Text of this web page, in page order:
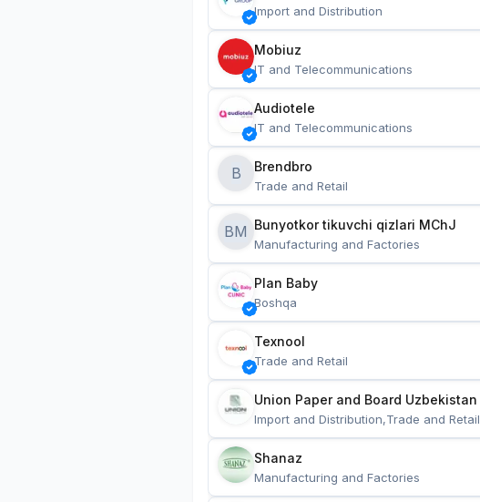
Import and Distribution
Mobiuz
IT and Telecommunications
Audiotele
IT and Telecommunications
B Brendbro
Trade and Retail
BM
Manufacturing and Factories
Plan Baby
Boshqa
Texnool
Trade and Retail
Union Paper and Board Uzbekistan
Import and Distribution,Trade and Retail
Shanaz
Manufacturing and Factories